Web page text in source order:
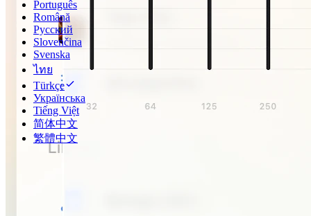
Português
Română
Русский
Slovenčina
Svenska
ไทย
Türkçe
Українська
Tiếng Việt
简体中文
繁體中文